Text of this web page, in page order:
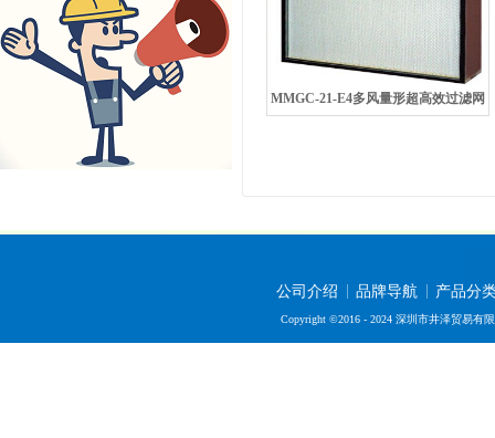
MMGC-21-E4多风量形超高效过滤网
公司介绍 品牌导航 产品分
Copyright ©2016 - 2024 深圳市井泽贸易有